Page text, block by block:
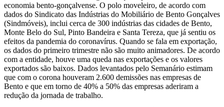
economia bento-gonçalvense. O polo moveleiro, de acordo com
dados do Sindicato das Indústrias do Mobiliário de Bento Gonçalves
(Sindmóveis), inclui cerca de 300 indústrias das cidades de Bento,
Monte Belo do Sul, Pinto Bandeira e Santa Tereza, que já sentiu os
efeitos da pandemia do coronavírus. Quando se fala em exportação,
os dados do primeiro trimestre não são muito animadores. De acordo
com a entidade, houve uma queda nas exportações e os valores
exportados são baixos. Dados levantados pelo Semanário estimam
que com o corona houveram 2.600 demissões nas empresas de
Bento e que em torno de 40% a 50% das empresas aderiram a
redução da jornada de trabalho.